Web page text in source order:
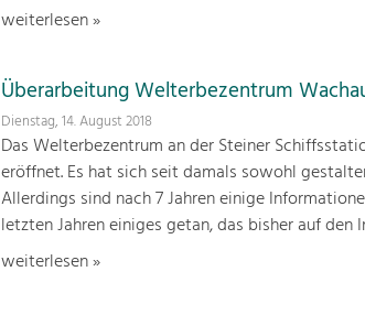
weiterlesen »
Überarbeitung Welterbezentrum
Dienstag, 14. August 2018
Das Welterbezentrum an der Steiner
eröffnet. Es hat sich seit damals sowohl
Allerdings sind nach 7 Jahren einige
letzten Jahren einiges getan, das bisher auf
weiterlesen »